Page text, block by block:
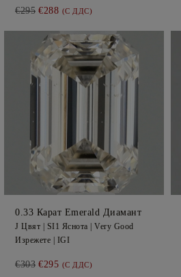
€295 €288 (С ДДС)
0.33 Карат Emerald Диамант
J Цвят | SI1 Яснота | Very Good
Изрежете | IGI
€303 €295 (С ДДС)